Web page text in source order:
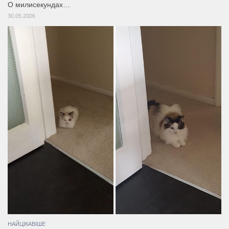
О милисекундах…
30.05.2006
НАЙЦІКАВІШЕ